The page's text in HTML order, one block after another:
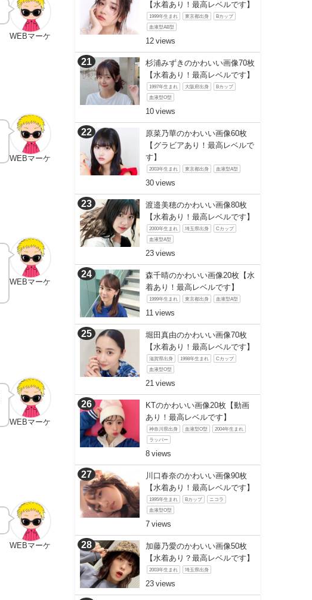
WEBマーケ
WEBマーケ
WEBマーケ
WEBマーケ
WEBマーケ
【水着あり！最高レベルです】
1999年生まれ 東京都出身 Bカップ
血液型AB型
12
杉浦みずきのかわいい画像70枚
【水着あり！最高レベルです】
1997年生まれ 大阪府出身 Bカップ
血液型O型
10
原菜乃華のかわいい画像60枚
【グラビアあり！最高レベルで
す】
2003年生まれ 東京都出身 血液型A型
30
渡邉美穂のかわいい画像80枚
【水着あり！最高レベルです】
2000年生まれ 埼玉県出身 Cカップ
血液型A型
23
森千晴のかわいい画像20枚【水
着あり！最高レベルです】
1999年生まれ 東京都出身 血液型A型
11
堀田真由のかわいい画像70枚
【水着あり！最高レベルです】
滋賀県出身 1998年生まれ Cカップ
血液型O型
21
KTのかわいい画像20枚【動画
あり！最高レベルです】
神奈川県出身 血液型O型 2004年生まれ
ラッパー
8
川口春奈のかわいい画像90枚
【水着あり！最高レベルです】
1995年生まれ Bカップ ニコラ
血液型O型
7
加藤乃愛のかわいい画像50枚
【水着あり？最高レベルです】
2003年生まれ 埼玉県出身
23